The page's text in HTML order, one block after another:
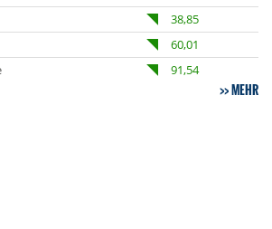
38,85
60,01
91,54
MEHR